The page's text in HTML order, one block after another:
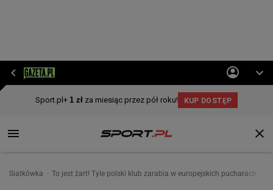
Siatkówka To jest żart! Tyle polski klub zarabia w europejskich pucharach